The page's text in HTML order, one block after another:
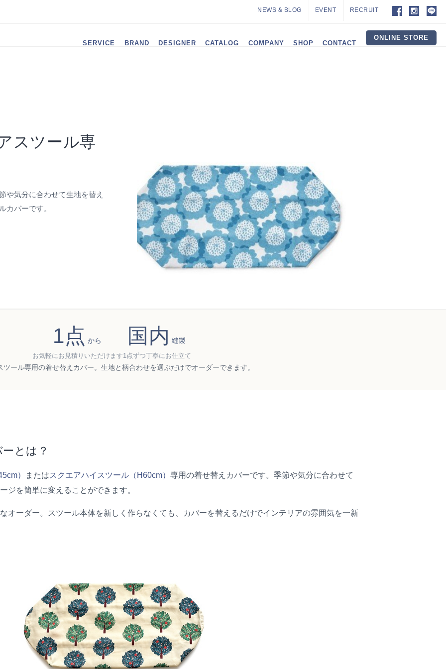
NEWS & BLOG EVENT RECRUIT
SERVICE BRAND DESIGNER CATALOG COMPANY SHOP CONTACT
ONLINE STORE
スツール専
や気分に合わせて生地を替え
カバーです。
1点 から
お気軽にお見積りいただけます
国内 縫製
1点ずつ丁寧にお仕立て
ツール専用の着せ替えカバー。生地と柄合わせを選ぶだけでオーダーできます。
とは？
） またはスクエアハイスツール（H60cm） 専用の着せ替えカバーです。季節や気分に合わせて
ジを簡単に変えることができます。
オーダー。スツール本体を新しく作らなくても、カバーを替えるだけでインテリアの雰囲気を一新